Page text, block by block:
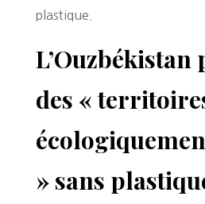
plastique.
des «
» sans